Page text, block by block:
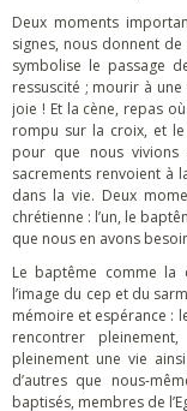
Deux moments
signes, nous donnent
symbolise le passage
ressuscité ; mourir à
joie ! Et la cène, repas
rompu sur la croix, et
pour que nous vivions
sacrements renvoient à
dans la vie. Deux
chrétienne : l’un, le
que nous en avons
Le baptême comme la
l’image du cep et du
mémoire et espérance :
rencontrer
pleinement une vie
d’autres que nous-
baptisés, membres de